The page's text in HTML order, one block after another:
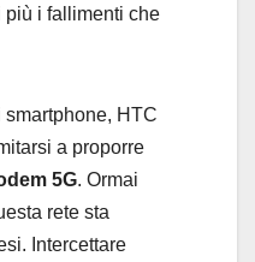
più i fallimenti che
HTC
a proporre
5G. Ormai
rete sta
Intercettare